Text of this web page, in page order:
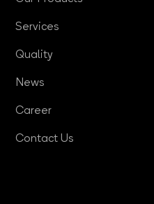
Services
Quality
News
Career
Contact Us